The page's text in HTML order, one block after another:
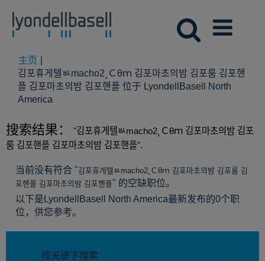
主页
김포휴게텔ㅄmacho2¸Ｃθｍ 김포마초의밤 김포룸 김포핸
플 김포마초의밤 김포핸플 位于 LyondellBasell North
America
页
面）
搜索结果：
"김포휴게텔ㅄmacho2¸Ｃθｍ 김포마초의밤 김포
룸 김포핸플 김포마초의밤 김포핸플".
当前没有符合 "김포휴게텔ㅄmacho2¸Ｃθｍ 김포마초의밤 김포룸 김
포핸플 김포마초의밤 김포핸플" 的空缺职位。
以下是LyondellBasell North America最新发布的0个职
位，供您参考。
按关键字搜索